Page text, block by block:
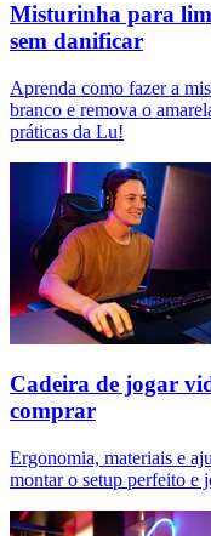
Misturinha para
sem danificar
Aprenda como fazer a
branco e remova o
práticas da Lu!
Cadeira de jogar
comprar
Ergonomia, materiais e
montar o setup perfeito e